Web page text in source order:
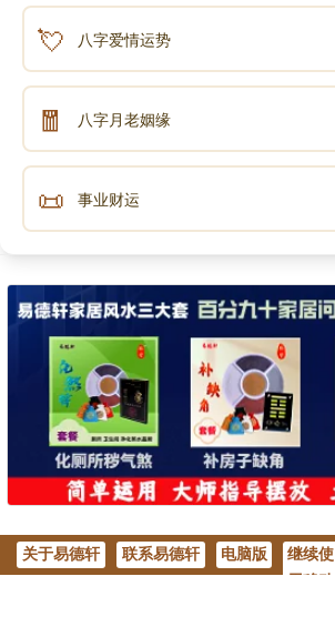
💘 八字爱情运势
🧧 八字月老姻缘
📜 事业财运
关于易德轩 联系易德轩 电脑版
继续使